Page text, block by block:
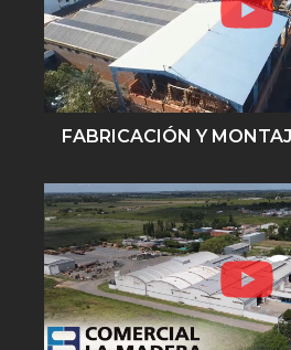
FABRICACIÓN Y